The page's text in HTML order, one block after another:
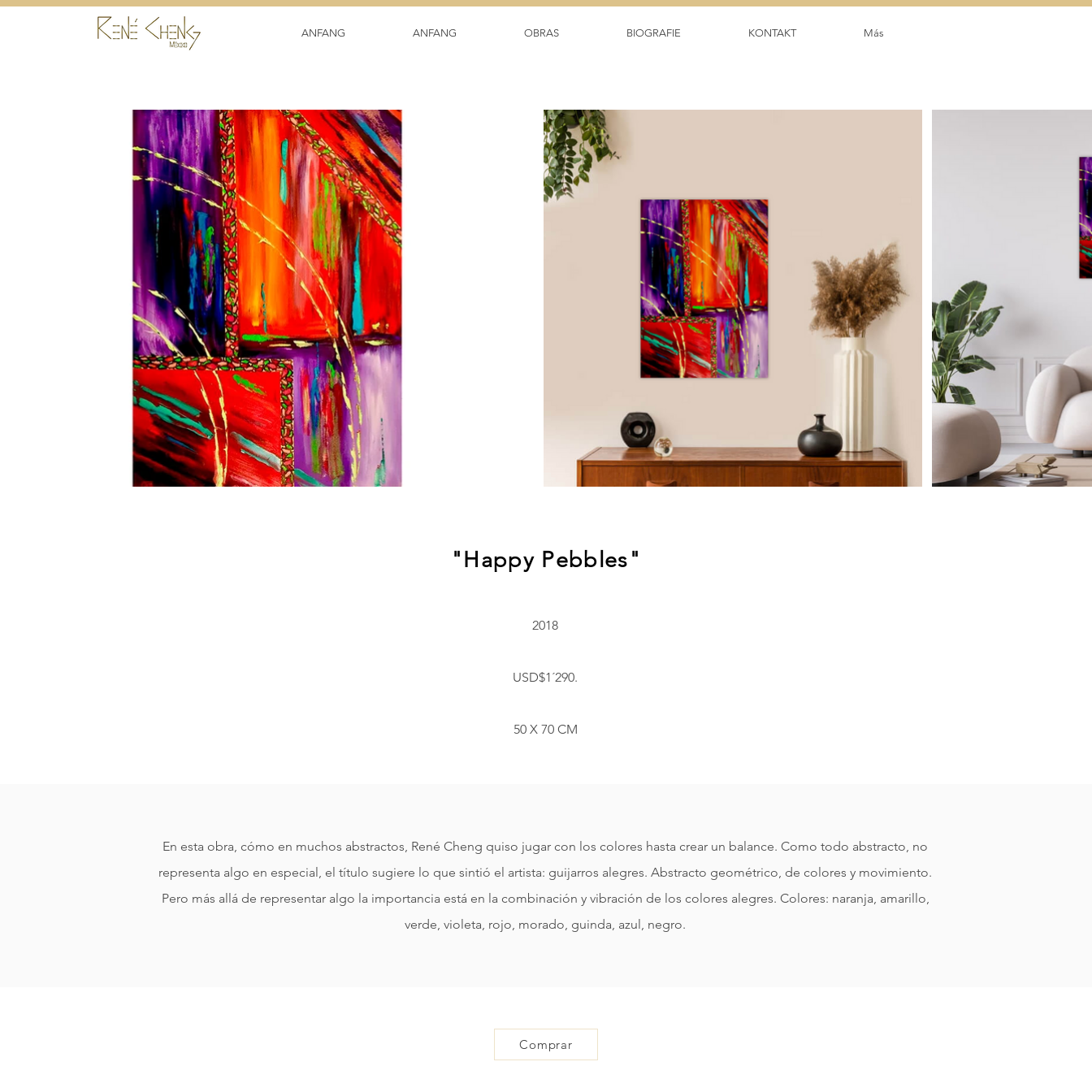
ANFANG ANFANG OBRAS BIOGRAFIE KONTAKT Más
"Happy Pebbles"
2018
USD$1´290.
​50 X 70 CM
En esta obra, cómo en muchos abstractos, René Cheng quiso jugar con los colores hasta crear un balance. Como todo abstracto, no
representa algo en especial, el título sugiere lo que sintió el artista: guijarros alegres. Abstracto geométrico, de colores y movimiento.
Pero más allá de representar algo la importancia está en la combinación y vibración de los colores alegres. Colores: naranja, amarillo,
verde, violeta, rojo, morado, guinda, azul, negro.
Comprar